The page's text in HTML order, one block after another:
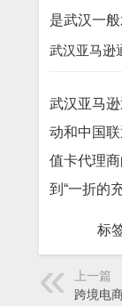
是武汉一
武汉亚马逊
武汉亚马
动和中国
值卡代理
到“一折的充
标
上一篇
跨境电